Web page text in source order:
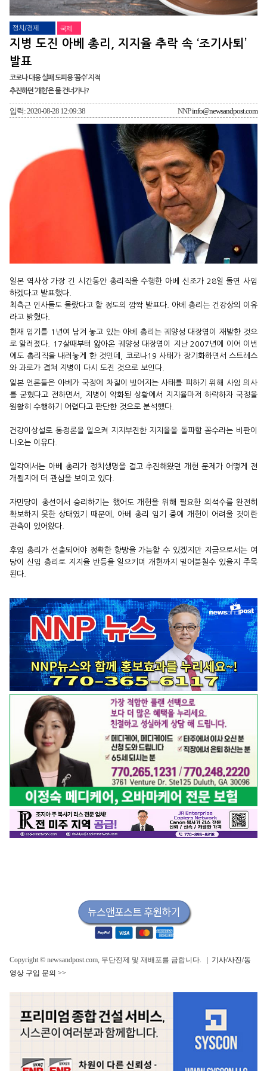
정치/경제 국제
지병 도진 아베 총리, 지지율 추락 속 ‘조기사퇴’
발표
코로나 대응 실패 도피용 ‘꼼수’ 지적
추진하던 ‘개헌’은 물 건너가나?
입력: 2020-08-28 12:09:38 NNPinfo@newsandpost.com
일본 역사상 가장 긴 시간동안 총리직을 수행한 아베 신조가 28일 돌연 사임
하겠다고 발표했다.
최측근 인사들도 몰랐다고 할 정도의 깜짝 발표다. 아베 총리는 건강상의 이유
라고 밝혔다.
현재 임기를 1년여 남겨 놓고 있는 아베 총리는 궤양성 대장염이 재발한 것으
로 알려졌다. 17살때부터 앓아온 궤양성 대장염이 지난 2007년에 이어 이번
에도 총리직을 내려놓게 한 것인데, 코로나19 사태가 장기화하면서 스트레스
와 과로가 겹쳐 지병이 다시 도진 것으로 보인다.
일본 언론들은 아베가 국정에 차질이 빚어지는 사태를 피하기 위해 사임 의사
를 굳혔다고 전하면서, 지병이 악화된 상황에서 지지율마저 하락하자 국정을
원활히 수행하기 어렵다고 판단한 것으로 분석했다.
건강이상설로 동정론을 일으켜 지지부진한 지지율을 돌파할 꼼수라는 비판이
나오는 이유다.
일각에서는 아베 총리가 정치생명을 걸고 추진해왔던 개헌 문제가 어떻게 전
개될지에 더 관심을 보이고 있다.
자민당이 총선에서 승리하기는 했어도 개헌을 위해 필요한 의석수를 완전히
확보하지 못한 상태였기 때문에, 아베 총리 임기 중에 개헌이 어려울 것이란
관측이 있어왔다.
후임 총리가 선출되어야 정확한 향방을 가늠할 수 있겠지만 지금으로서는 여
당이 신임 총리로 지지율 반등을 일으키며 개헌까지 밀어붇칠수 있을지 주목
된다.
Copyright © newsandpost.com, 무단전제 및 재배포를 금합니다. | 기사/사진/동
영상 구입 문의 >>